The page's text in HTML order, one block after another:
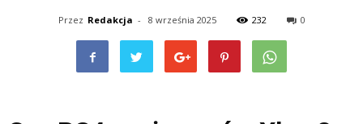
Przez Redakcja - 8 września 2025 232 0